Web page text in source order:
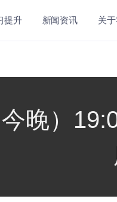
提升 新闻资讯 关
晚）